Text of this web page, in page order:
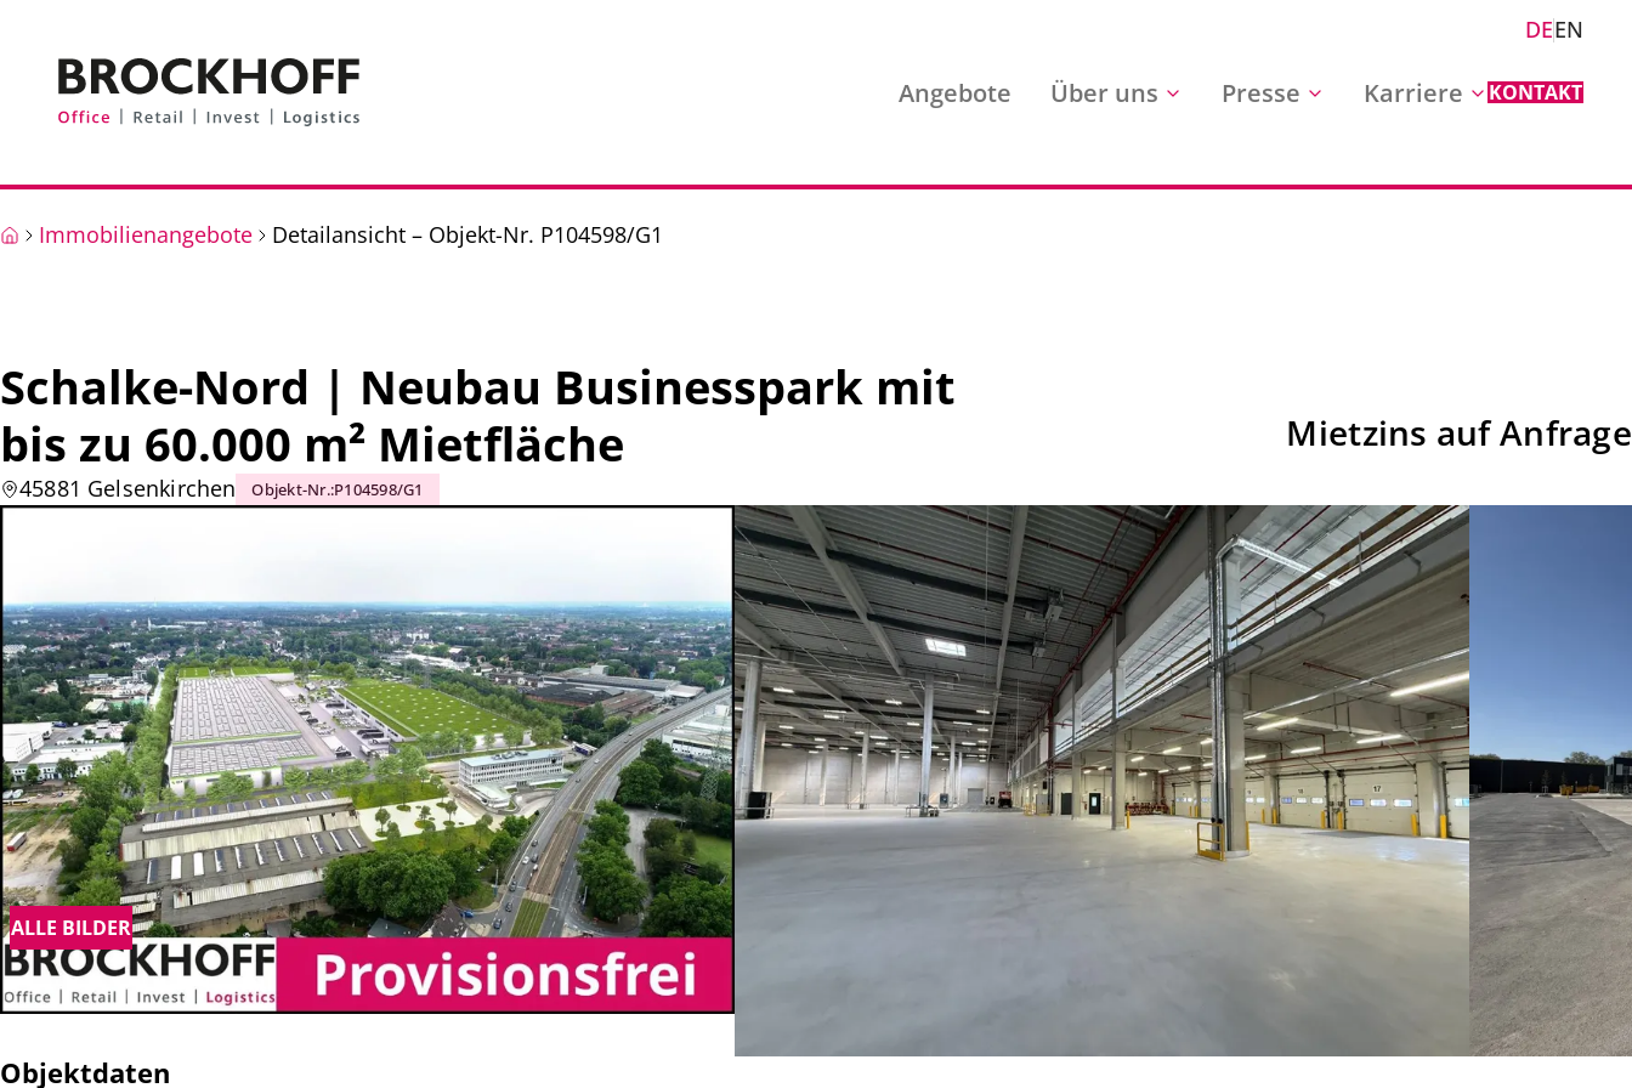
Angebote Über uns Presse Karriere KONTAKT
DEEN
Immobilienangebote Detailansicht – Objekt-Nr. P104598/G1
Schalke-Nord | Neubau Businesspark mit
bis zu 60.000 m² Mietfläche
45881 Gelsenkirchen Objekt-Nr.:P104598/G1
Mietzins auf Anfrage
ALLE BILDER
Objektdaten